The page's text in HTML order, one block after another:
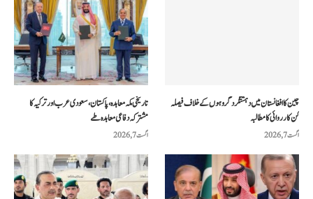
تاریخی مکہ معاہدہ، پاکستان، سعودی عرب اور ترکیہ کا
مشترکہ دفاعی معاہدہ طے
اگست 7, 2026
چین کا افغانستان میں دہشتگرد گروہوں کے خلاف فیصلہ
کن کارروائی کا مطالبہ
اگست 7, 2026